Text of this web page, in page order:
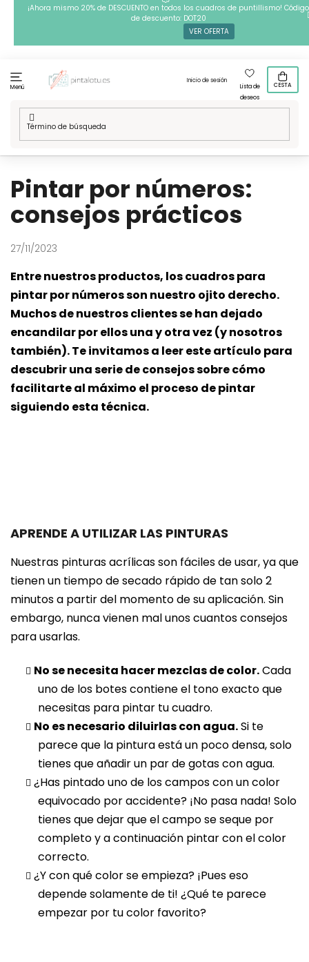
contenido
¡Ahora mismo 20% de DESCUENTO en todos los cuadros de puntillismo! Código
de descuento: DOT20
VER OFERTA
Menú
Inicio de sesión
Lista de
deseos
CESTA
Inicio
News / Pintar por números: consejos prácticos
Pintar por números:
consejos prácticos
27/11/2023
Entre nuestros productos, los cuadros para
pintar por números son nuestro ojito derecho.
Muchos de nuestros clientes se han dejado
encandilar por ellos una y otra vez (y nosotros
también). Te invitamos a leer este artículo para
descubrir una serie de consejos sobre cómo
facilitarte al máximo el proceso de pintar
siguiendo esta técnica.
APRENDE A UTILIZAR LAS PINTURAS
Nuestras pinturas acrílicas son fáciles de usar, ya que
tienen un tiempo de secado rápido de tan solo 2
minutos a partir del momento de su aplicación. Sin
embargo, nunca vienen mal unos cuantos consejos
para usarlas.
No se necesita hacer mezclas de color.Cada
uno de los botes contiene el tono exacto que
necesitas para pintar tu cuadro.
No es necesario diluirlas con agua.Si te
parece que la pintura está un poco densa, solo
tienes que añadir un par de gotas con agua.
¿Has pintado uno de los campos con un color
equivocado por accidente? ¡No pasa nada! Solo
tienes que dejar que el campo se seque por
completo y a continuación pintar con el color
correcto.
¿Y con qué color se empieza? ¡Pues eso
depende solamente de ti! ¿Qué te parece
empezar por tu color favorito?